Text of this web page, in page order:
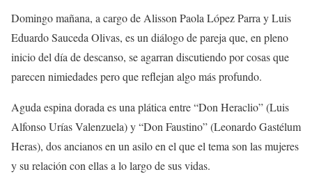
Domingo mañana, a cargo deAlisson Paola López Parra y Luis
Eduardo Sauceda Olivas, esun diálogo de pareja que, en pleno
inicio del día de descanso, se agarran discutiendo por cosas que
parecen nimiedades pero que reflejan algo más profundo.
Aguda espina doradaesuna pláticaentre “Don Heraclio” (Luis
Alfonso Urías Valenzuela) y “Don Faustino” (Leonardo Gastélum
Heras), dos ancianos en un asilo en el que el tema son las mujeres
y su relación con ellas a lo largo de sus vidas.